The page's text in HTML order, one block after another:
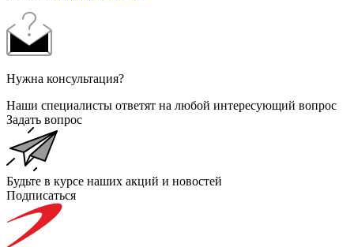
Нужна консультация?
Наши специалисты ответят на любой интересующий вопрос
Задать вопрос
Будьте в курсе наших акций и новостей
Подписаться